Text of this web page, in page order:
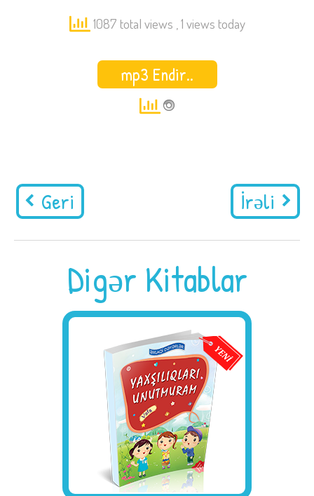
1087 total views , 1 views today
mp3 Endir..
Geri İrəli
Digər Kitablar